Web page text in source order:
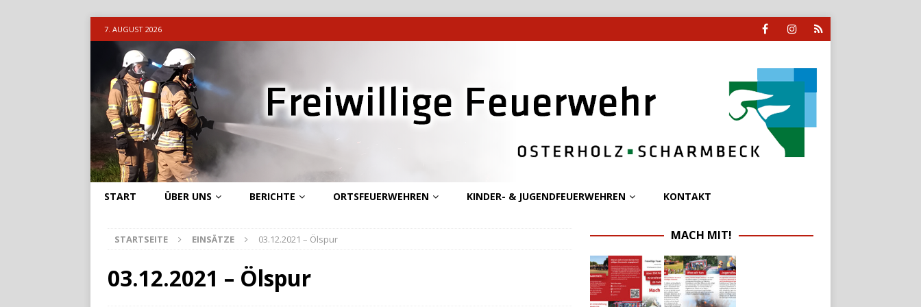
7. AUGUST 2026
START ÜBER UNS BERICHTE ORTSFEUERWEHREN KINDER- & JUGENDFEUERWEHREN KONTAKT
STARTSEITE EINSÄTZE 03.12.2021 – Ölspur
03.12.2021 – Ölspur
MACH MIT!